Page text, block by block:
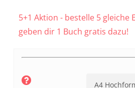
5+1 Aktion - bestelle 5 gleiche
geben dir 1 Buch gratis dazu!